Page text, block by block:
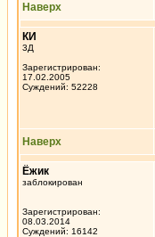
Наверх
КИ
3Д
Зарегистрирован:
17.02.2005
Суждений: 52228
Наверх
Ёжик
заблокирован
Зарегистрирован:
08.03.2014
Суждений: 16142